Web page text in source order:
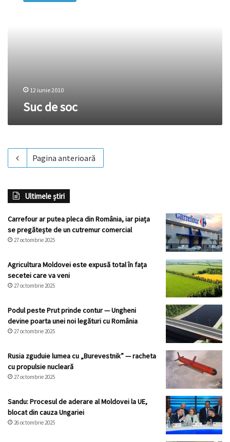
12 iunie 2010
Suc de soc
Pagina anterioară
Ultimele știri
Carrefour ar putea pleca din România, iar piața
se pregătește de un cutremur comercial
27 octombrie 2025
Agricultura Moldovei este expusă total în fața
secetei care va veni
27 octombrie 2025
Podul peste Prut prinde contur — Ungheni
devine poarta unei noi legături cu România
27 octombrie 2025
Rusia zguduie lumea cu „Burevestnik” — racheta
cu propulsie nucleară
27 octombrie 2025
Sandu: Procesul de aderare al Moldovei la UE,
blocat din cauza Ungariei
26 octombrie 2025